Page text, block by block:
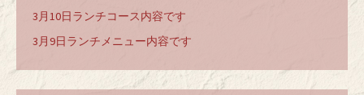
3月10日ランチコース内容です
3月9日ランチメニュー内容です